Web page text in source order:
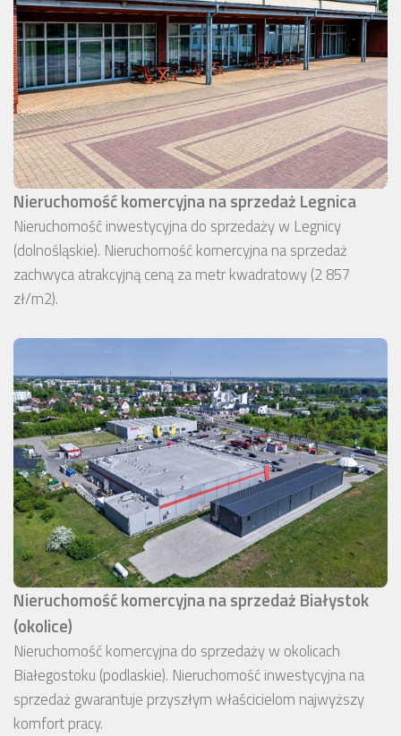
Nieruchomość komercyjna na sprzedaż Legnica
Nieruchomość inwestycyjna do sprzedaży w Legnicy
(dolnośląskie). Nieruchomość komercyjna na sprzedaż
zachwyca atrakcyjną ceną za metr kwadratowy (2 857
zł/m2).
Nieruchomość komercyjna na sprzedaż Białystok
(okolice)
Nieruchomość komercyjna do sprzedaży w okolicach
Białegostoku (podlaskie). Nieruchomość inwestycyjna na
sprzedaż gwarantuje przyszłym właścicielom najwyższy
komfort pracy.